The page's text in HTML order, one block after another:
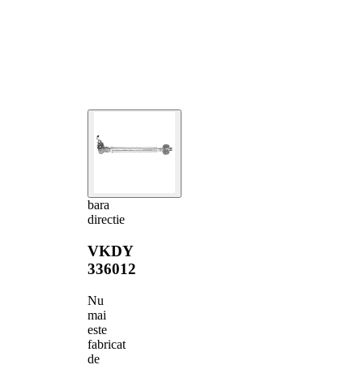
bara
directie
VKDY
336012
Nu
mai
este
fabricat
de